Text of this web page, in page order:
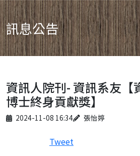
訊息公告
資訊人院刊- 資訊系友【
博士終身貢獻獎】
Published on
2024-11-08 16:34
Author 張怡婷
Tweet